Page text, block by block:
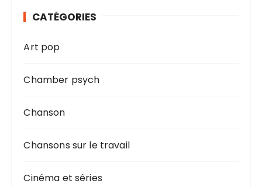
CATÉGORIES
Art pop
Chamber psych
Chanson
Chansons sur le travail
Cinéma et séries